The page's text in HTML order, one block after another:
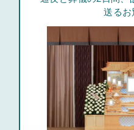
送るお